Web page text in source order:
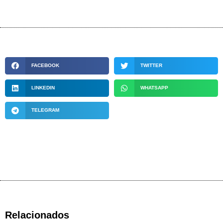
FACEBOOK TWITTER
LINKEDIN WHATSAPP
TELEGRAM
Relacionados